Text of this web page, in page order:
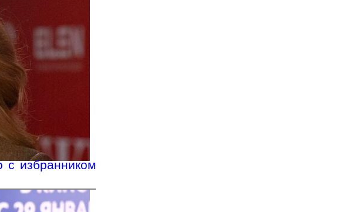
с избранником